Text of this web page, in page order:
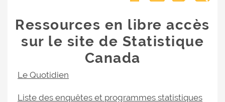
Ressources en libre accès
sur le site de Statistique
Canada
Le Quotidien
Liste des enquêtes et programmes statistiques